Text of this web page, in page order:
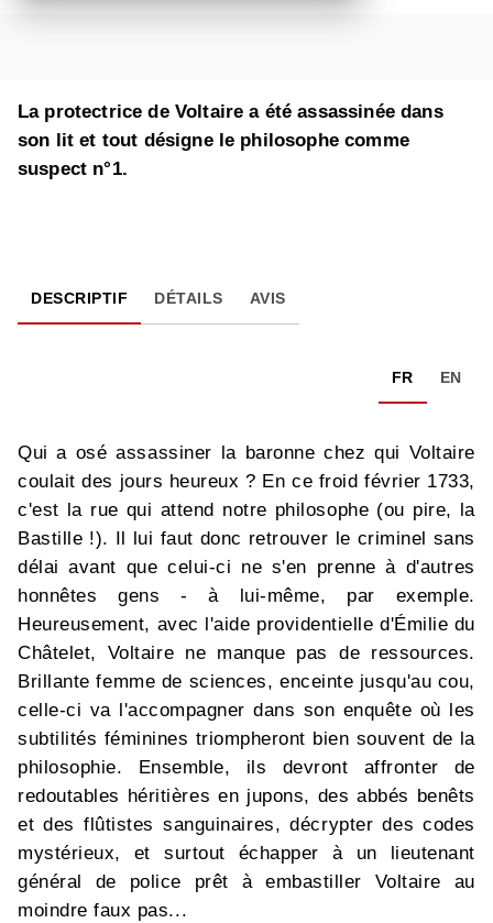
La protectrice de Voltaire a été assassinée dans
son lit et tout désigne le philosophe comme
suspect n°1.
DESCRIPTIF DÉTAILS AVIS
FR EN
Qui a osé assassiner la baronne chez qui Voltaire
coulait des jours heureux ? En ce froid février 1733,
c'est la rue qui attend notre philosophe (ou pire, la
Bastille !). Il lui faut donc retrouver le criminel sans
délai avant que celui-ci ne s'en prenne à d'autres
honnêtes gens - à lui-même, par exemple.
Heureusement, avec l'aide providentielle d'Émilie du
Châtelet, Voltaire ne manque pas de ressources.
Brillante femme de sciences, enceinte jusqu'au cou,
celle-ci va l'accompagner dans son enquête où les
subtilités féminines triompheront bien souvent de la
philosophie. Ensemble, ils devront affronter de
redoutables héritières en jupons, des abbés benêts
et des flûtistes sanguinaires, décrypter des codes
mystérieux, et surtout échapper à un lieutenant
général de police prêt à embastiller Voltaire au
moindre faux pas...